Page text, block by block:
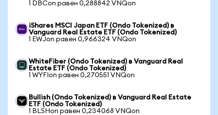
1 DBCon равен 0,288842 VNQon
iShares MSCI Japan ETF (Ondo Tokenized) в
Vanguard Real Estate ETF (Ondo Tokenized)
1 EWJon равен 0,966324 VNQon
WhiteFiber (Ondo Tokenized) в Vanguard Real
Estate ETF (Ondo Tokenized)
1 WYFIon равен 0,270551 VNQon
Bullish (Ondo Tokenized) в Vanguard Real Estate
ETF (Ondo Tokenized)
1 BLSHon равен 0,234068 VNQon